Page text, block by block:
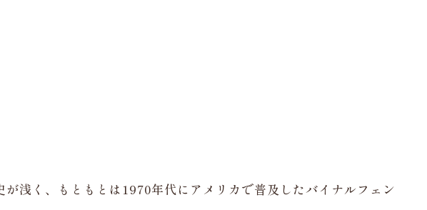
浅く、もともとは1970年代にアメリカで普及したバイナルフェン